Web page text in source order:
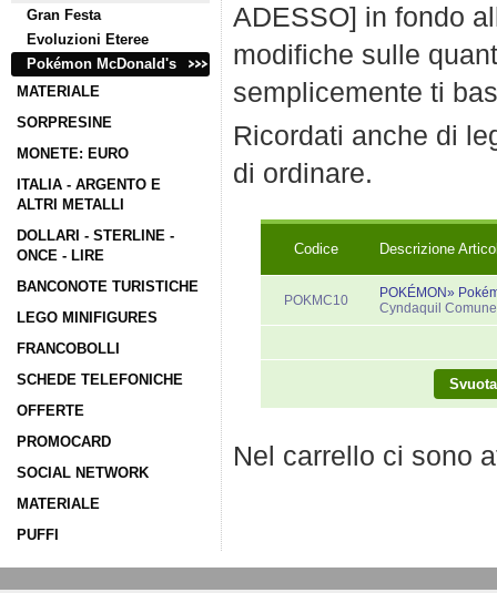
Gran Festa
Evoluzioni Eteree
Pokémon McDonald's
MATERIALE
SORPRESINE
MONETE: EURO
ITALIA - ARGENTO E
ALTRI METALLI
DOLLARI - STERLINE -
ONCE - LIRE
BANCONOTE TURISTICHE
LEGO MINIFIGURES
FRANCOBOLLI
SCHEDE TELEFONICHE
OFFERTE
PROMOCARD
SOCIAL NETWORK
MATERIALE
PUFFI
ADESSO] in fondo
modifiche sulle
semplicemente ti
Ricordati anche di
di ordinare.
Codice Descrizione
POKMC10
POKÉMON»
Cyndaquil Comune
Nel carrello ci sono